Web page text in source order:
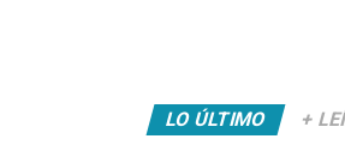
LO ÚLTIMO +